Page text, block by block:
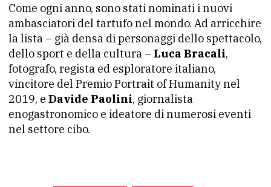
Come ogni anno, sono stati nominati i nuovi
ambasciatori del tartufo nel mondo. Ad arricchire
la lista – già densa di personaggi dello spettacolo,
dello sport e della cultura – Luca Bracali,
fotografo, regista ed esploratore italiano,
vincitore del Premio Portrait of Humanity nel
2019, e Davide Paolini, giornalista
enogastronomico e ideatore di numerosi eventi
nel settore cibo.